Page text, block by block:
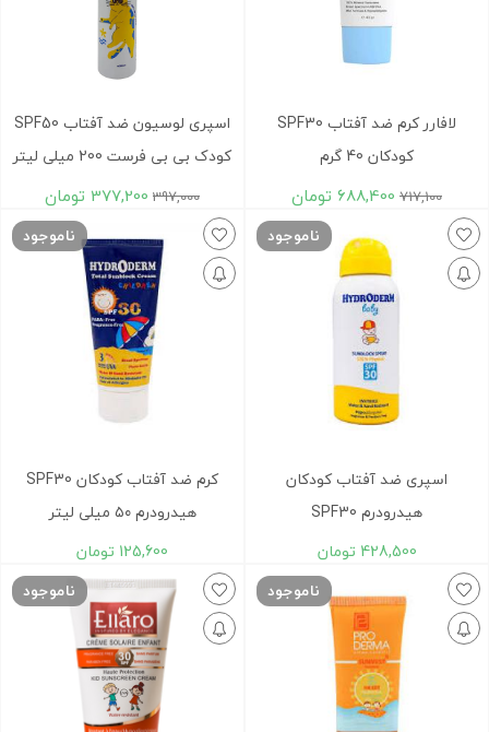
لافارر کرم ضد آفتاب SPF30
کودکان 40 گرم
717,100
688,400 تومان
اسپری لوسیون ضد آفتاب SPF50
کودک بی بی فرست 200 میلی لیتر
397,000
377,200 تومان
ناموجود
اسپری ضد آفتاب کودکان
هیدرودرم SPF30
428,500 تومان
ناموجود
کرم ضد آفتاب کودکان SPF30
هیدرودرم ۵۰ میلی لیتر
125,600 تومان
ناموجود ناموجود